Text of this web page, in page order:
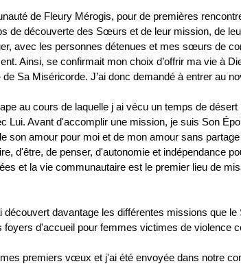
de Fleury Mérogis, pour de premières
de découverte des Sœurs et de leur mission, de
avec les personnes détenues et mes sœurs de
Ainsi, se confirmait mon choix d’offrir ma vie à
Sa Miséricorde. J’ai donc demandé à entrer au
au cours de laquelle j ai vécu un temps de
Lui. Avant d'accomplir une mission, je suis Son
son amour pour moi et de mon amour sans
d'être, de penser, d'autonomie et indépendance
et la vie communautaire est le premier lieu de
davantage les différentes missions que
d'accueil pour femmes victimes de violence
premiers vœux et j'ai été envoyée dans notre